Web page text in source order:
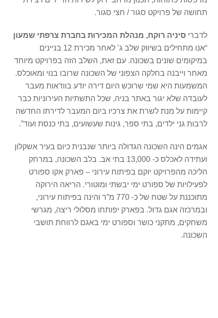
תחושה של פרויקט סגור / חצי סגור.
לדבריסיניה רוקח, מנהלת המכירות בחברת צרפתי שמעון
“אנו מתחילים בשיווק שלב ג’ לאחר מכירת 12 בניינים
במיקומים שונים בשכונה. עם זאת, השלב הזה בפרויקט מיוחד
מאחר וייבנה בחלקה הצפוני של השכונה שרובו בנוי ומאוכלס.
המשמעות היא שמי שרוכש היום דירה יודע בוודאות מעבר
לעובדה שלא יגור באתר בניה, שכל התשתיות העירוניות כבר
קיימות על מנת לשרת את צרכיו ביום המעבר לדירתו החדשה
לרבות גני ילדים, בתי ספר, גינות שעשועים, בתי כנסת ועוד”.
אגמים הינה השכונה הגדולה ביותר שנבנית כיום בעיר אשקלון
ועתידה לאכלס כ- 13,000 בתי אב. בלב השכונה, במרחק
הליכה מהפרויקט יוקם בפיתוח עירוני – פארק אקו ספורט
לפעילויות של ספורט ימי יבשתי ומוטורי. הריאה הירוקה
מתוכננת על שטח של כ- 770 מ”ר והינה בפיתוח עירוני,
ובמרכזה אגם גדול. בפארק יפותחו מסלולי ריצה, מגרשי
משחקים, מתקני כושר וספורט ימי באגם לרווחת תושבי
השכונה.